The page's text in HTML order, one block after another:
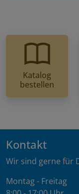
Katalog
bestellen
Kontakt
Wir sind gerne für
Montag - Freitag